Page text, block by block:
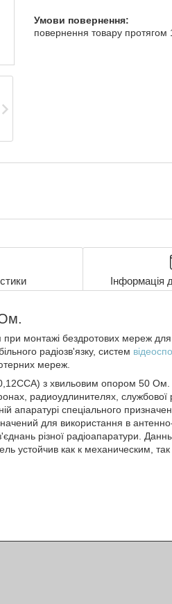
повернення товару протягом
Інформація
при монтажі бездротових мереж
радіозв'язку, систем
мереж.
з хвильовим опором 50
радиоудлинителях, службової
апаратурі спеціального
для використання в
різної радіоапаратури.
устойчив как к механическим,